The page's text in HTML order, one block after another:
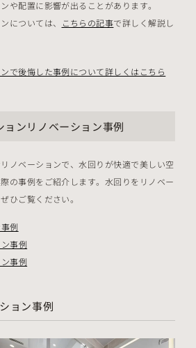
や配置に影響が出ることがあります。
については、
こちらの記事で詳しく解説し
で後悔した事例について詳しくはこちら
ョンリノベーション事例
ノベーションで、水回りが快適で美しい空
の事例をご紹介します。水回りをリノベー
ひご覧ください。
例
事例
事例
ョン事例